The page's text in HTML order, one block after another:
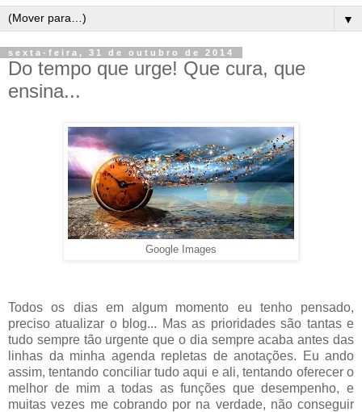
▼
sexta-feira, 31 de outubro de 2014
Do tempo que urge! Que cura, que
ensina...
Google Images
Todos os dias em algum momento eu tenho pensado,
preciso atualizar o blog... Mas as prioridades são tantas e
tudo sempre tão urgente que o dia sempre acaba antes das
linhas da minha agenda repletas de anotações. Eu ando
assim, tentando conciliar tudo aqui e ali, tentando oferecer o
melhor de mim a todas as funções que desempenho, e
muitas vezes me cobrando por na verdade, não conseguir